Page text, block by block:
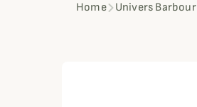
Home Univers Barbour